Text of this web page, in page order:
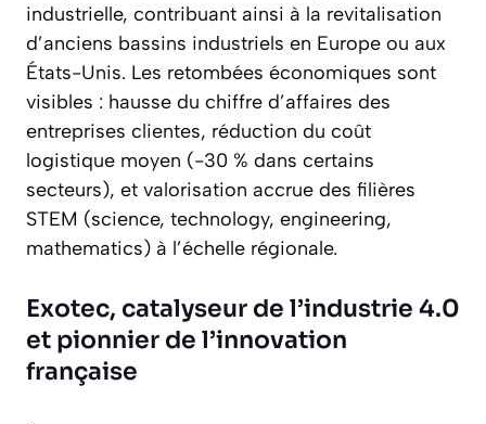
industrielle, contribuant ainsi à la revitalisation
d’anciens bassins industriels en Europe ou aux
États-Unis. Les retombées économiques sont
visibles : hausse du chiffre d’affaires des
entreprises clientes, réduction du coût
logistique moyen (-30 % dans certains
secteurs), et valorisation accrue des filières
STEM (science, technology, engineering,
mathematics) à l’échelle régionale.
Exotec, catalyseur de l’industrie 4.0
et pionnier de l’innovation
française